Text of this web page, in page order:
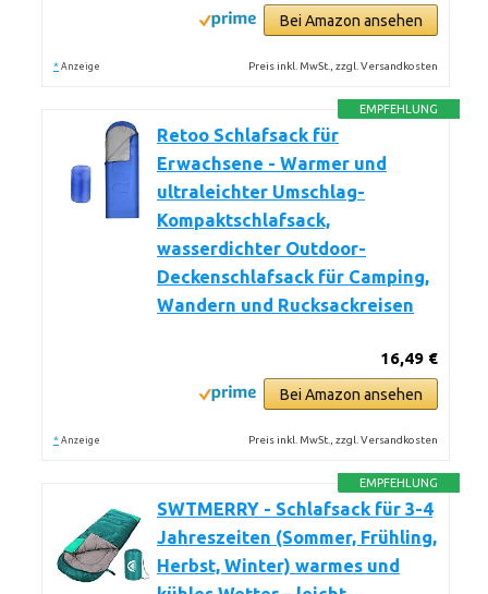
Bei Amazon ansehen
* Anzeige Preis inkl. MwSt., zzgl. Versandkosten
EMPFEHLUNG
Retoo Schlafsack für
Erwachsene - Warmer und
ultraleichter Umschlag-
Kompaktschlafsack,
wasserdichter Outdoor-
Deckenschlafsack für Camping,
Wandern und Rucksackreisen
16,49 €
Bei Amazon ansehen
* Anzeige Preis inkl. MwSt., zzgl. Versandkosten
EMPFEHLUNG
SWTMERRY - Schlafsack für 3-4
Jahreszeiten (Sommer, Frühling,
Herbst, Winter) warmes und